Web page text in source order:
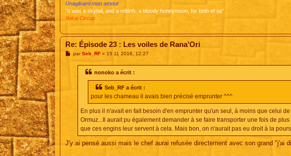
Unagikami mon amour
"It was a skyfall, and a rebirth, a bloody honeymoon, for both of us"
Yokai Circus
Re: Épisode 23 : Les voiles de Rana'Ori
MparSeb_RF» 15 11 2016, 12:27
nonoko a écrit :
Seb_RF a écrit :
pour les chameau il avais bien précisé emprunter ^^^
En plus il n'avait en fait besoin d'en emprunter qu'un seul, à moins que celui
Ormuz...Il aurait pu également demander à se faire transporter une fois de
que ces engins leur servent à cela. Mais bon, on n'aurait pas eu droit à la
J'y ai pensé aussi mais le chef aurai refusée directement avec son grand "j'ai